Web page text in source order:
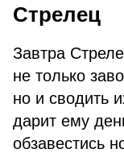
Стрелец
Завтра
не только
но и сводить
дарит ему
обзавестись